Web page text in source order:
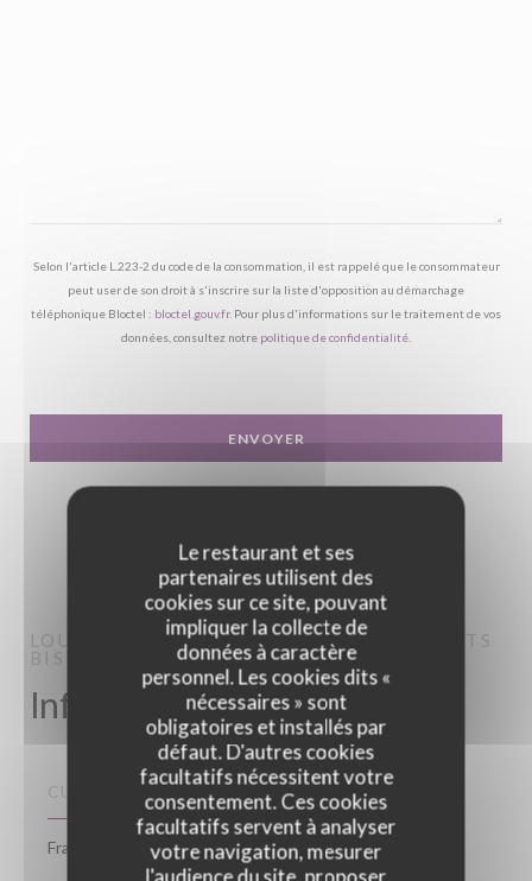
Le restaurant et ses
partenaires utilisent des
cookies sur ce site, pouvant
impliquer la collecte de
données à caractère
personnel. Les cookies dits «
nécessaires » sont
obligatoires et installés par
défaut. D'autres cookies
facultatifs nécessitent votre
consentement. Ces cookies
facultatifs servent à analyser
votre navigation, mesurer
l'audience du site, proposer
Selon l'article L.223-2 du code de la consommation, il est rappelé que le consommateur
peut user de son droit à s'inscrire sur la liste d'opposition au démarchage
téléphonique Bloctel : bloctel.gouv.fr. Pour plus d'informations sur le traitement de vos
données, consultez notre politique de confidentialité
LOU BISTROT - RESTAURANT ÉVÈNEMENTS
BISTROT
PARIS
Infos pratiques
CUISINE
Française